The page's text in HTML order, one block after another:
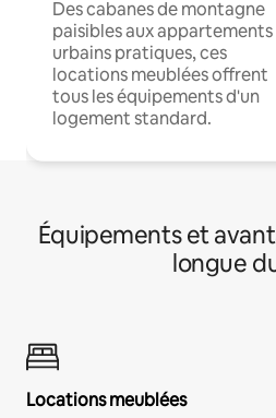
Des cabanes de montagne
paisibles aux appartements
urbains pratiques, ces
locations meublées offrent
tous les équipements d'un
logement standard.
Équipements et
longue
Locations meublées